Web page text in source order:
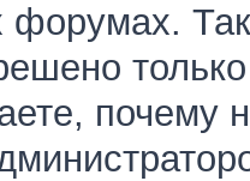
форумах.
почему